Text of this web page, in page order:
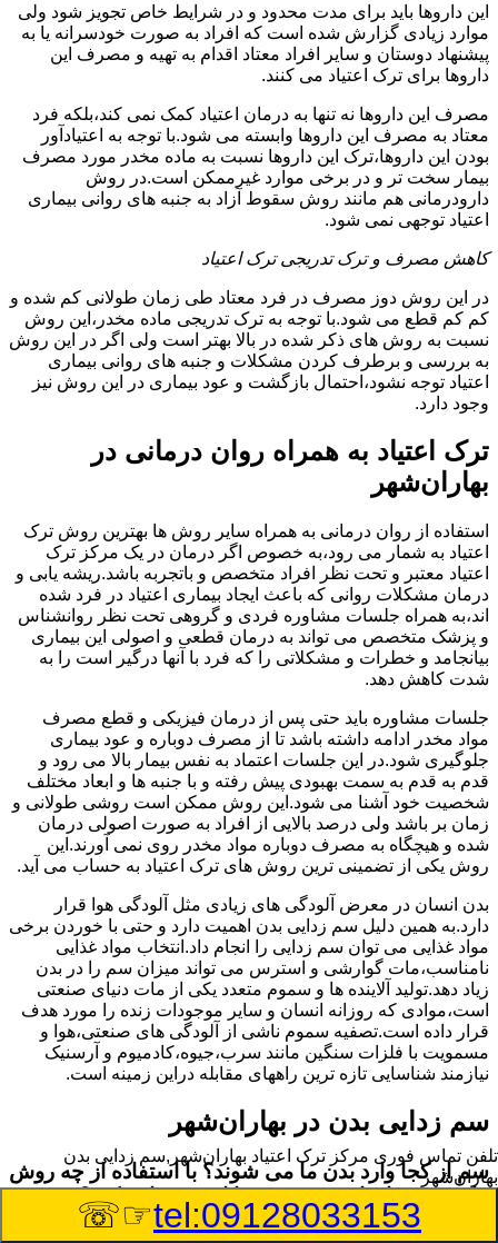
این داروها باید برای مدت محدود و در شرایط خاص تجویز شود ولی
موارد زیادی گزارش شده است که افراد به صورت خودسرانه یا به
پیشنهاد دوستان و سایر افراد معتاد اقدام به تهیه و مصرف این
داروها برای ترک اعتیاد می کنند.
مصرف این داروها نه تنها به درمان اعتیاد کمک نمی کند،بلکه فرد
معتاد به مصرف این داروها وابسته می شود.با توجه به اعتیادآور
بودن این داروها،ترک این داروها نسبت به ماده مخدر مورد مصرف
بیمار سخت تر و در برخی موارد غیرممکن است.در روش
دارودرمانی هم مانند روش سقوط آزاد به جنبه های روانی بیماری
اعتیاد توجهی نمی شود.
کاهش مصرف و ترک تدریجی ترک اعتیاد
در این روش دوز مصرف در فرد معتاد طی زمان طولانی کم شده و
کم کم قطع می شود.با توجه به ترک تدریجی ماده مخدر،این روش
نسبت به روش های ذکر شده در بالا بهتر است ولی اگر در این روش
به بررسی و برطرف کردن مشکلات و جنبه های روانی بیماری
اعتیاد توجه نشود،احتمال بازگشت و عود بیماری در این روش نیز
وجود دارد.
ترک اعتیاد به همراه روان درمانی در
بهاران‌شهر
استفاده از روان درمانی به همراه سایر روش ها بهترین روش ترک
اعتیاد به شمار می رود،به خصوص اگر درمان در یک مرکز ترک
اعتیاد معتبر و تحت نظر افراد متخصص و باتجربه باشد.ریشه یابی و
درمان مشکلات روانی که باعث ایجاد بیماری اعتیاد در فرد شده
اند،به همراه جلسات مشاوره فردی و گروهی تحت نظر روانشناس
و پزشک متخصص می تواند به درمان قطعی و اصولی این بیماری
بیانجامد و خطرات و مشکلاتی را که فرد با آنها درگیر است را به
شدت کاهش دهد.
جلسات مشاوره باید حتی پس از درمان فیزیکی و قطع مصرف
مواد مخدر ادامه داشته باشد تا از مصرف دوباره و عود بیماری
جلوگیری شود.در این جلسات اعتماد به نفس بیمار بالا می رود و
قدم به قدم به سمت بهبودی پیش رفته و با جنبه ها و ابعاد مختلف
شخصیت خود آشنا می شود.این روش ممکن است روشی طولانی و
زمان بر باشد ولی درصد بالایی از افراد به صورت اصولی درمان
شده و هیچگاه به مصرف دوباره مواد مخدر روی نمی آورند.این
روش یکی از تضمینی ترین روش های ترک اعتیاد به حساب می آید.
بدن انسان در معرض آلودگی های زیادی مثل آلودگی هوا قرار
دارد.به همین دلیل سم زدایی بدن اهمیت دارد و حتی با خوردن برخی
مواد غذایی می توان سم زدایی را انجام داد.انتخاب مواد غذایی
نامناسب،مات گوارشی و استرس می تواند میزان سم را در بدن
زیاد دهد.تولید آلاینده ها و سموم متعدد یکی از مات دنیای صنعتی
است،موادی که روزانه انسان و سایر موجودات زنده را مورد هدف
قرار داده است.تصفیه سموم ناشی از آلودگی های صنعتی،هوا و
مسمویت با فلزات سنگین مانند سرب،جیوه،کادمیوم و آرسنیک
نیازمند شناسایی تازه ترین راههای مقابله دراین زمینه است.
سم زدایی بدن در بهاران‌شهر
سم از کجا وارد بدن ما می شوند؟ با استفاده از چه روش
هایی می توان این سم مضر را از بدن خارج کرد؟
تلفن تماس فوری مرکز ترک اعتیاد بهاران‌شهر,سم زدایی بدن
بهاران‌شهر
tel:09128033153
☞☏